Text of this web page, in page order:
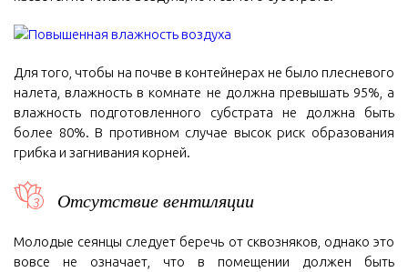
Для того, чтобы на почве в контейнерах не было плесневого
налета, влажность в комнате не должна превышать 95%, а
влажность подготовленного субстрата не должна быть
более 80%. В противном случае высок риск образования
грибка и загнивания корней.
Отсутствие вентиляции
Молодые сеянцы следует беречь от сквозняков, однако это
вовсе не означает, что в помещении должен быть